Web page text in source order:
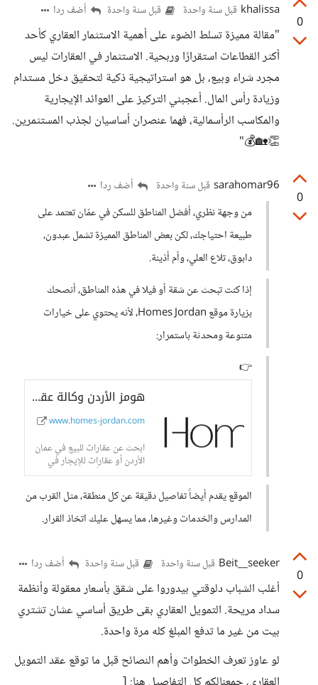
0
khalissa قبل سنة واحدة قبل سنة واحدة أضف ردا
"مقالة مميزة تسلط الضوء على أهمية الاستثمار العقاري كأحد
أكثر القطاعات استقرارًا وربحية. الاستثمار في العقارات ليس
مجرد شراء وبيع، بل هو استراتيجية ذكية لتحقيق دخل مستدام
وزيادة رأس المال. أعجبني التركيز على العوائد الإيجارية
والمكاسب الرأسمالية، فهما عنصران أساسيان لجذب المستثمرين.
👏🏡💰"
0
sarahomar96 قبل سنة واحدة
أضف ردا
من وجهة نظري، أفضل المناطق للسكن في عمّان تعتمد على
طبيعة احتياجك، لكن بعض المناطق المميزة تشمل عبدون،
دابوق، تلاع العلي، وأم أذينة.
إذا كنت تبحث عن شقة أو فيلا في هذه المناطق، أنصحك
بزيارة موقع Homes Jordan، لأنه يحتوي على خيارات
متنوعة ومحدثة باستمرار:
👉
هومز الأردن وكالة عقارية متخصصة لإدارة وتسويق العقارات في الأردن
www.homes-jordan.com
ابحث عن عقارات للبيع في عمان
الأردن أو عقارات للإيجار في
عمان الأردن بأسعار منافسة مع
شركة عقارية وشركة اونلاين
عقارية متخصصة في بيع وشراء
وتسويق العقارات في الاردن
الموقع يقدم أيضاً تفاصيل دقيقة عن كل منطقة، مثل القرب من
المدارس والخدمات وغيرها، مما يسهل عليك اتخاذ القرار.
0
Beit__seeker قبل سنة واحدة قبل سنة واحدة أضف ردا
أغلب الشباب دلوقتي بيدوروا على شقق بأسعار معقولة وأنظمة
سداد مريحة. التمويل العقاري بقى طريق أساسي عشان تشتري
بيت من غير ما تدفع المبلغ كله مرة واحدة.
لو عاوز تعرف الخطوات وأهم النصائح قبل ما توقع عقد التمويل